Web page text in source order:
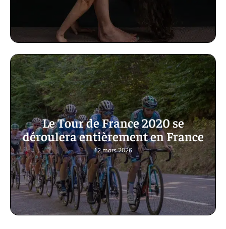
Le Tour de France 2020 se
déroulera entièrement en France
12 mars 2026